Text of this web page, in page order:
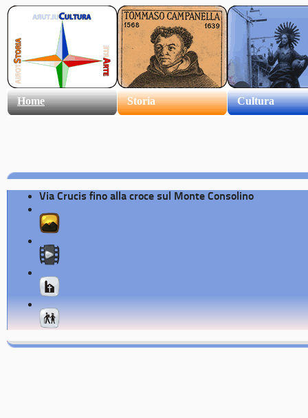
Home Storia Cultura
Via Crucis fino alla croce sul Monte Consolino